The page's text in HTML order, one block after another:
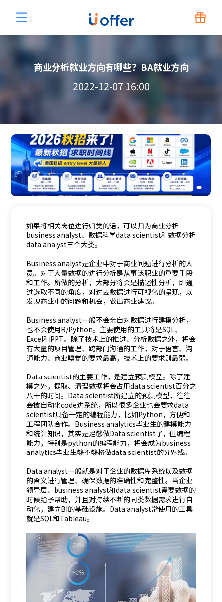
商业分析就业方向有哪些？BA就业方向
2022-12-07 16:00
如果将相关岗位进行归类的话，可以归为商业分析
business analyst、数据科学data scientist和数据分析
data analyst三个大类。
Business analyst是企业中对于商业问题进行分析的人
员。对于大量数据的进行分析是从事该职业的重要手段
和工作。所做的分析，大部分将会是描述性分析，即通
过选取不同的角度，对过去数据进行可视化的呈现，以
发现商业中的问题和机会，做出商业建议。
Business analyst一般不会亲自对数据进行建模分析，
也不会使用R/Python。主要使用的工具将是SQL、
Excel和PPT。除了技术上的推进、分析数据之外，将会
有大量的项目管理、跨部门沟通的工作，对于语言、沟
通能力、商业嗅觉的要求最高，技术上的要求则最弱。
Data scientist的主要工作，是建立预测模型。除了建
模之外，提取、清理数据将会占用data scientist百分之
八十的时间。Data scientist所建立的预测模型，往往
会被自动化code进系统，所以很多企业也会要求data
scientist具备一定的编程能力，比如Python，方便和
工程团队合作。Business analytics毕业生的建模能力
和统计知识，其实是足够做Data scientist了，但编程
能力，特别是python的编程能力，将会成为business
analytics毕业生够不够格做data scientist的分界线。
Data analyst一般就是对于企业的数据库系统以及数据
的含义进行管理、确保数据的准确性和完整性。当企业
领导层、business analyst和data scientist需要数据的
时候给予帮助，并且对持续不断的同类数据需求进行自
动化，建立BI的基础设施。Data analyst常使用的工具
就是SQL和Tableau。